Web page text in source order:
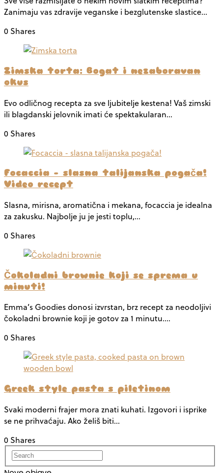
Zanimaju vas zdravije veganske i bezglutenske slastice…
0 Shares
Zimska torta: Bogat i nezaboravan
okus
Evo odličnog recepta za sve ljubitelje kestena! Vaš zimski
ili blagdanski jelovnik imati će spektakularan…
0 Shares
Focaccia – slasna talijanska pogača!
Video recept
Slasna, mirisna, aromatična i mekana, focaccia je idealna
za zakusku. Najbolje ju je jesti toplu,…
0 Shares
Čokoladni brownie koji se sprema u
minuti!
Emma’s Goodies donosi izvrstan, brz recept za neodoljivi
čokoladni brownie koji je gotov za 1 minutu.…
0 Shares
Greek style pasta s piletinom
Svaki moderni frajer mora znati kuhati. Izgovori i isprike
se ne prihvaćaju. Ako želiš biti…
0 Shares